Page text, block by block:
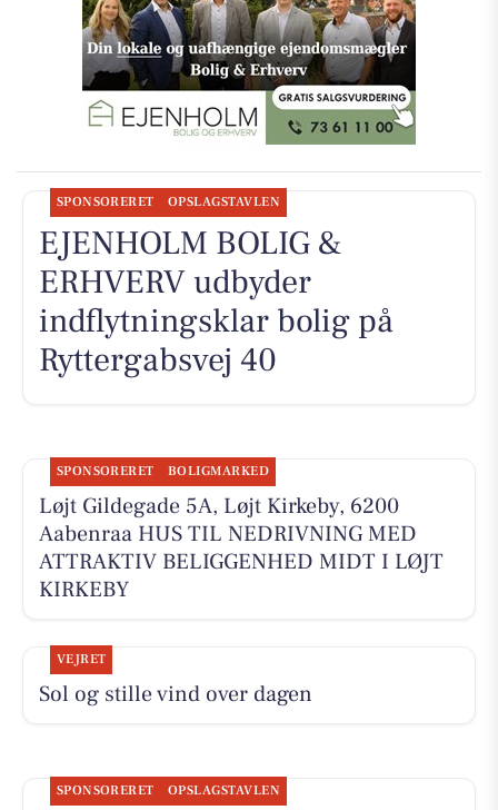
SPONSORERET OPSLAGSTAVLEN
EJENHOLM BOLIG &
ERHVERV udbyder
indflytningsklar bolig på
Ryttergabsvej 40
SPONSORERET BOLIGMARKED
Løjt Gildegade 5A, Løjt Kirkeby, 6200
Aabenraa HUS TIL NEDRIVNING MED
ATTRAKTIV BELIGGENHED MIDT I LØJT
KIRKEBY
VEJRET
Sol og stille vind over dagen
SPONSORERET OPSLAGSTAVLEN